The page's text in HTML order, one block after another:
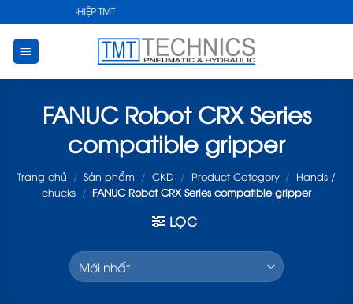
to
content
CÔNG NGHIỆP TMT
FANUC Robot CRX Series
compatible gripper
Trang chủ / Sản phẩm / CKD / Product Category / Hands /
chucks / FANUC Robot CRX Series compatible gripper
LỌC